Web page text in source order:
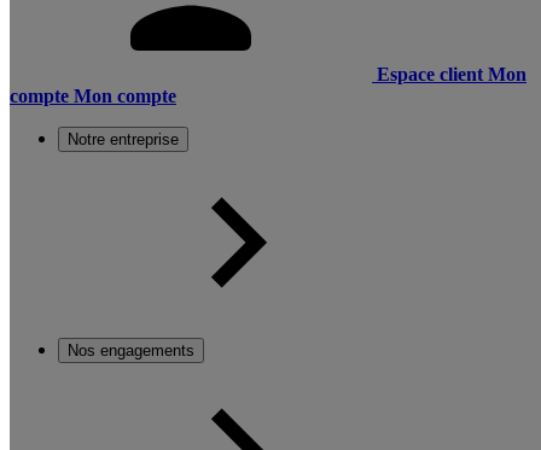
Espace client Mon
compte Mon compte
Notre entreprise
Nos engagements